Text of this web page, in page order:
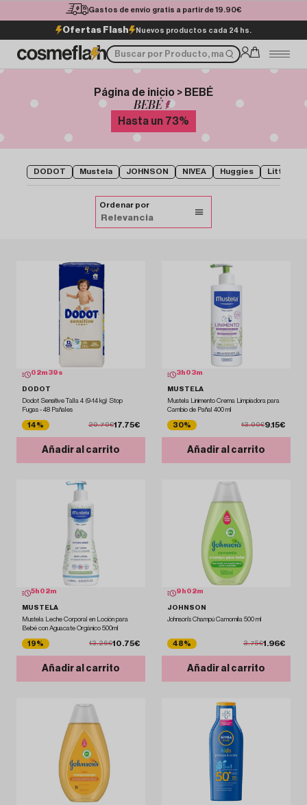
Gastos de envío gratis a partir de 19.90€
Ofertas Flash Nuevos productos cada 24 hs.
Página de inicio > BEBÉ
BEBÉ
Hasta un 73%
DODOT Mustela JOHNSON NIVEA Huggies Little Lu
Ordenar por
02m 37 s
DODOT
Dodot Sensitive Talla 4 (9-14 kg) Stop
Fugas - 48 Pañales
14% 20.70€17.75€
Añadir al carrito
3 h 03m
MUSTELA
Mustela Linimento Crema Limpiadora para
Cambio de Pañal 400 ml
30% 13.00€9.15€
Añadir al carrito
5 h 02m
MUSTELA
Mustela Leche Corporal en Loción para
Bebé con Aguacate Orgánico 500ml
19% 13.26€10.75€
Añadir al carrito
9 h 02m
JOHNSON
Johnson's Champú Camomila 500 ml
48% 3.75€1.96€
Añadir al carrito